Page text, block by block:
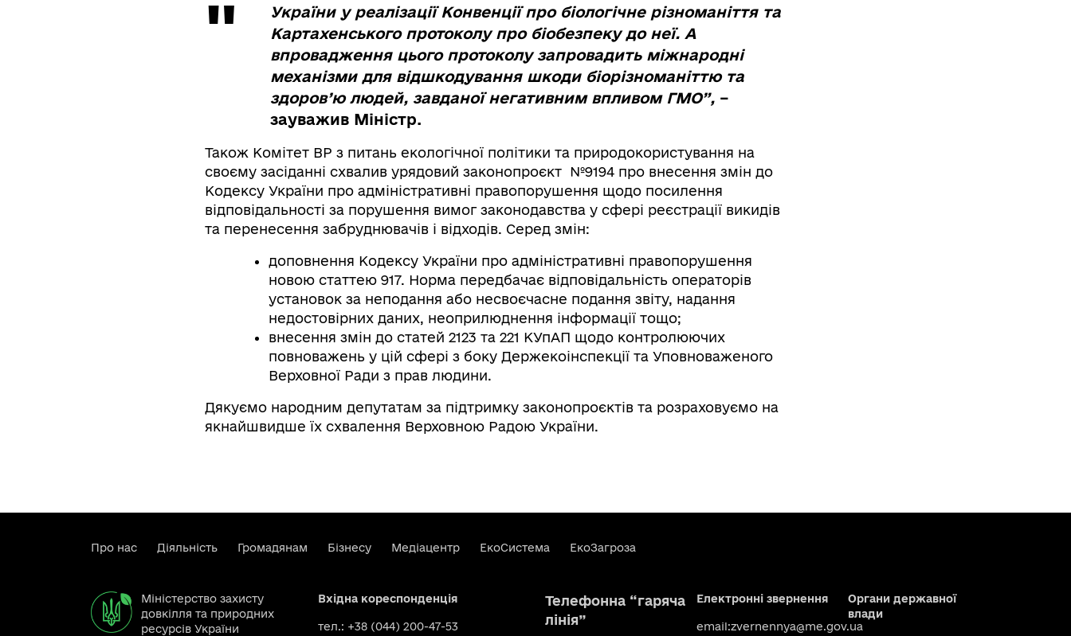
України у реалізації Конвенції про біологічне різноманіття та
Картахенського протоколу про біобезпеку до неї. А
впровадження цього протоколу запровадить міжнародні
механізми для відшкодування шкоди біорізноманіттю та
здоров’ю людей, завданої негативним впливом ГМО”,–
зауважив Міністр.
Також Комітет ВР з питань екологічної політики та природокористування на
своєму засіданні схвалив урядовий законопроєкт №9194 про внесення змін до
Кодексу України про адміністративні правопорушення щодо посилення
відповідальності за порушення вимог законодавства у сфері реєстрації викидів
та перенесення забруднювачів і відходів. Серед змін:
доповнення Кодексу України про адміністративні правопорушення
новою статтею 917. Норма передбачає відповідальність операторів
установок за неподання або несвоєчасне подання звіту, надання
недостовірних даних, неоприлюднення інформації тощо;
внесення змін до статей 2123 та 221 КУпАП щодо контролюючих
повноважень у цій сфері з боку Держекоінспекції та Уповноваженого
Верховної Ради з прав людини.
Дякуємо народним депутатам за підтримку законопроєктів та розраховуємо на
якнайшвидше їх схвалення Верховною Радою України.
Про нас Діяльність Громадянам Бізнесу Медіацентр ЕкоСистема ЕкоЗагроза
Міністерство захисту
довкілля та природних
ресурсів України
Вхідна кореспонденція
тел.: +38 (044) 200-47-53
Телефонна “гаряча
лінія”
Електронні звернення
email:zvernennya@me.gov.ua
Органи державної
влади